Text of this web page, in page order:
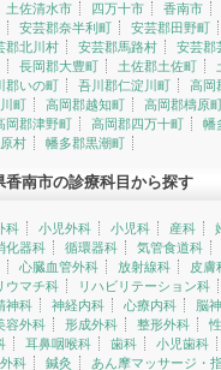
土佐清水市 四万十市 香南市
安芸郡奈半利町
安芸郡田野町
郡北川村
安芸郡馬路村 安芸郡
長岡郡大豊町
土佐郡土佐町
郡いの町
吾川郡仁淀川町
高岡
町
高岡郡越知町 高岡郡檮原
岡郡津野町
高岡郡四万十町
幡
村
幡多郡黒潮町
香南市の診療科目から探す
科 小児外科 小児科 産科
化器科
循環器科 気管食道科
心臓血管外科
放射線科 皮膚
ウマチ科
リハビリテーション科
神科
神経内科 心療内科 脳
容外科
形成外科 整形外科
耳鼻咽喉科 歯科 小児歯科
科
鍼灸 あん摩マッサージ・